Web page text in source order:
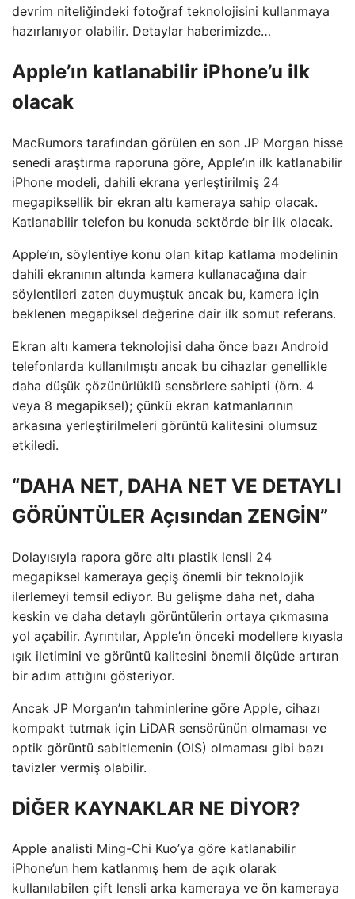
devrim niteliğindeki fotoğraf teknolojisini kullanmaya
hazırlanıyor olabilir. Detaylar haberimizde…
Apple’ın katlanabilir iPhone’u ilk
olacak
MacRumors tarafından görülen en son JP Morgan hisse
senedi araştırma raporuna göre, Apple’ın ilk katlanabilir
iPhone modeli, dahili ekrana yerleştirilmiş 24
megapiksellik bir ekran altı kameraya sahip olacak.
Katlanabilir telefon bu konuda sektörde bir ilk olacak.
Apple’ın, söylentiye konu olan kitap katlama modelinin
dahili ekranının altında kamera kullanacağına dair
söylentileri zaten duymuştuk ancak bu, kamera için
beklenen megapiksel değerine dair ilk somut referans.
Ekran altı kamera teknolojisi daha önce bazı Android
telefonlarda kullanılmıştı ancak bu cihazlar genellikle
daha düşük çözünürlüklü sensörlere sahipti (örn. 4
veya 8 megapiksel); çünkü ekran katmanlarının
arkasına yerleştirilmeleri görüntü kalitesini olumsuz
etkiledi.
“DAHA NET, DAHA NET VE DETAYLI
GÖRÜNTÜLER Açısından ZENGİN”
Dolayısıyla rapora göre altı plastik lensli 24
megapiksel kameraya geçiş önemli bir teknolojik
ilerlemeyi temsil ediyor. Bu gelişme daha net, daha
keskin ve daha detaylı görüntülerin ortaya çıkmasına
yol açabilir. Ayrıntılar, Apple’ın önceki modellere kıyasla
ışık iletimini ve görüntü kalitesini önemli ölçüde artıran
bir adım attığını gösteriyor.
Ancak JP Morgan’ın tahminlerine göre Apple, cihazı
kompakt tutmak için LiDAR sensörünün olmaması ve
optik görüntü sabitlemenin (OIS) olmaması gibi bazı
tavizler vermiş olabilir.
DİĞER KAYNAKLAR NE DİYOR?
Apple analisti Ming-Chi Kuo’ya göre katlanabilir
iPhone’un hem katlanmış hem de açık olarak
kullanılabilen çift lensli arka kameraya ve ön kameraya